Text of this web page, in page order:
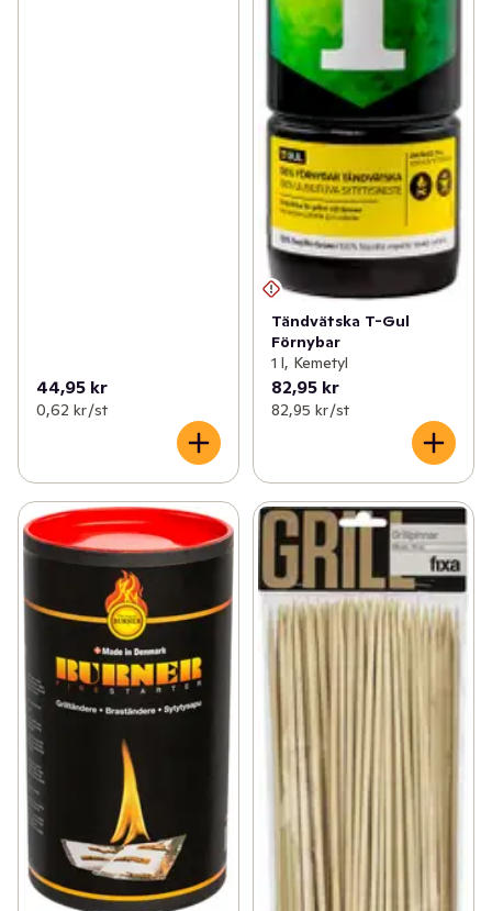
44,95 kr
0,62 kr /st
Tändvätska T-Gul
Förnybar
1 l, Kemetyl
82,95 kr
82,95 kr /st